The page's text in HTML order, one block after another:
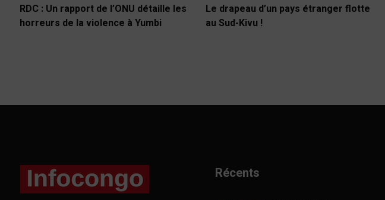
RDC : Un rapport de l’ONU détaille les
horreurs de la violence à Yumbi
Le drapeau d’un pays étranger flotte
au Sud-Kivu !
Récents